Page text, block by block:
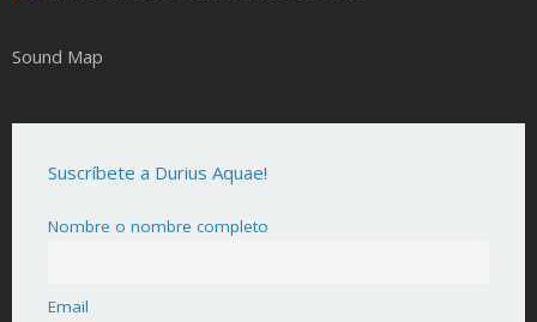
Sound Map
Suscríbete a Durius Aquae!
Nombre o nombre completo
Email